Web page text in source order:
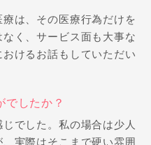
は、その医療行為だけを
く、サービス面も大事な
けるお話もしていただい
したか？
でした。私の場合は少人
実際はそこまで硬い雰囲